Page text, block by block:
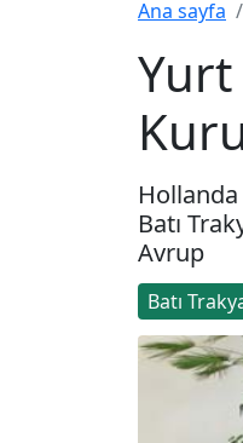
Ana sayfa
Yurt
Batı
Avrup
Batı